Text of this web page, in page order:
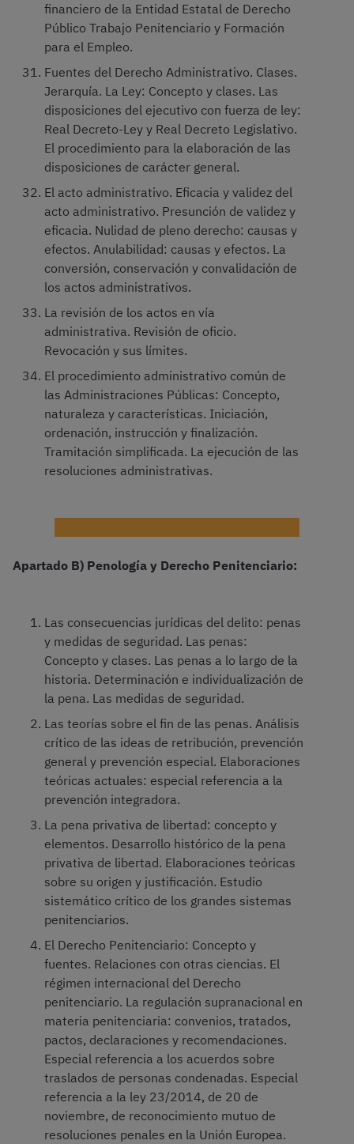
financiero de la Entidad Estatal de Derecho
Público Trabajo Penitenciario y Formación
para el Empleo.
Fuentes del Derecho Administrativo. Clases.
Jerarquía. La Ley: Concepto y clases. Las
disposiciones del ejecutivo con fuerza de ley:
Real Decreto-Ley y Real Decreto Legislativo.
El procedimiento para la elaboración de las
disposiciones de carácter general.
El acto administrativo. Eficacia y validez del
acto administrativo. Presunción de validez y
eficacia. Nulidad de pleno derecho: causas y
efectos. Anulabilidad: causas y efectos. La
conversión, conservación y convalidación de
los actos administrativos.
La revisión de los actos en vía
administrativa. Revisión de oficio.
Revocación y sus límites.
El procedimiento administrativo común de
las Administraciones Públicas: Concepto,
naturaleza y características. Iniciación,
ordenación, instrucción y finalización.
Tramitación simplificada. La ejecución de las
resoluciones administrativas.
Apartado B) Penología y Derecho Penitenciario:
Las consecuencias jurídicas del delito: penas
y medidas de seguridad. Las penas:
Concepto y clases. Las penas a lo largo de la
historia. Determinación e individualización de
la pena. Las medidas de seguridad.
Las teorías sobre el fin de las penas. Análisis
crítico de las ideas de retribución, prevención
general y prevención especial. Elaboraciones
teóricas actuales: especial referencia a la
prevención integradora.
La pena privativa de libertad: concepto y
elementos. Desarrollo histórico de la pena
privativa de libertad. Elaboraciones teóricas
sobre su origen y justificación. Estudio
sistemático crítico de los grandes sistemas
penitenciarios.
El Derecho Penitenciario: Concepto y
fuentes. Relaciones con otras ciencias. El
régimen internacional del Derecho
penitenciario. La regulación supranacional en
materia penitenciaria: convenios, tratados,
pactos, declaraciones y recomendaciones.
Especial referencia a los acuerdos sobre
traslados de personas condenadas. Especial
referencia a la ley 23/2014, de 20 de
noviembre, de reconocimiento mutuo de
resoluciones penales en la Unión Europea.